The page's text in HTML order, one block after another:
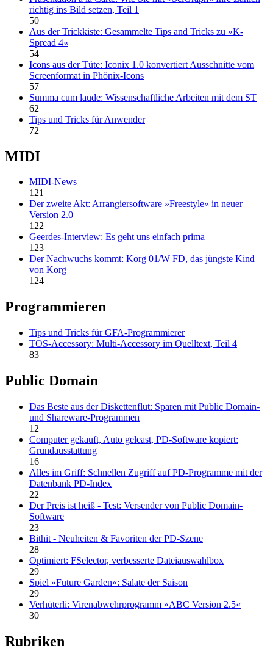
richtig ins Bild setzen, Teil 1
50
Aus der Trickkiste: Gesammelte Tips and Tricks zu »K-
Spread 4«
54
Icons aus der Tüte: Iconix 1.0 konvertiert Ausschnitte vom
Screenformat in Phönix-Icons
57
Summa cum laude: Wissenschaftliche Arbeiten mit dem ST
62
Tips und Tricks für Anwender
72
MIDI
MIDI-News
121
Der zweite Akt: Arrangiersoftware »Freestyle« in neuer
Version 2.0
122
Geerdes-Interview: Es geht uns einfach prima
123
Der Nachwuchs kommt: Korg 01/W FD, das jüngste Kind
von Korg
124
Programmieren
Tips und Tricks für GFA-Programmierer
TOS-Accessory: Multi-Accessory im Quelltext, Teil 4
83
Public Domain
Das Beste aus der Diskettenflut: Sparen mit Public Domain-
und Shareware-Programmen
12
Computer gekauft, Auto geleast, PD-Software kopiert:
Grundausstattung
16
Alles im Griff: Schnellen Zugriff auf PD-Programme mit der
Datenbank PD-Index
22
Der Preis ist heiß - Test: Versender von Public Domain-
Software
23
Bithit - Neuheiten & Favoriten der PD-Szene
28
Optimiert: FSelector, verbesserte Dateiauswahlbox
29
Spiel »Future Garden«: Salate der Saison
29
Verhüterli: Virenabwehrprogramm »ABC Version 2.5«
30
Rubriken